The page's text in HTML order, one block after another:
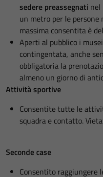
sedere preassegnati nel
un metro per le persone
massima consentita è
Aperti al pubblico i
contingentata, anche
obbligatoria la
almeno un giorno di
Attività sportive
Consentite tutte le
squadra e contatto.
Seconde case
Consentito raggiungere